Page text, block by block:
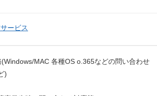
ービス
MAC 各種OS o.365などの問い合わせ
)